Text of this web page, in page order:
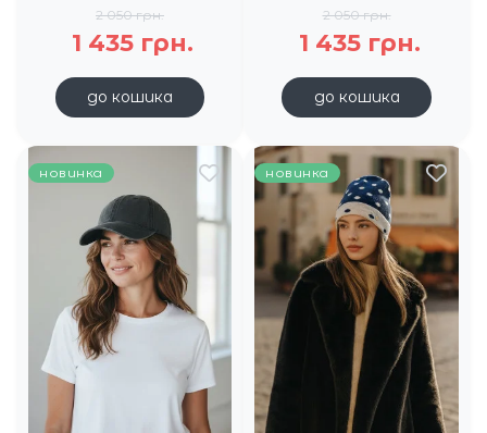
2 050 грн.
1 435 грн.
до кошика
2 050 грн.
1 435 грн.
до кошика
новинка новинка